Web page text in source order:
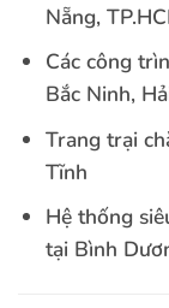
Nẵng,
Các công
Bắc Ninh,
Trang trại
Tĩnh
Hệ thống
tại Bình